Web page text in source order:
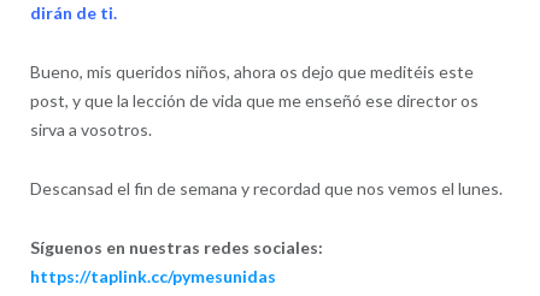
dirán de ti.
Bueno, mis queridos niños, ahora os dejo que meditéis este
post, y que la lección de vida que me enseñó ese director os
sirva a vosotros.
Descansad el fin de semana y recordad que nos vemos el lunes.
Síguenos en nuestras redes sociales:
https://taplink.cc/pymesunidas